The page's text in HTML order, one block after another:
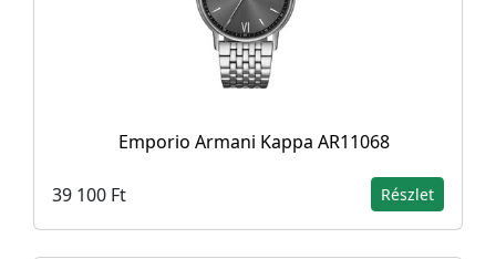
Emporio Armani Kappa AR11068
39 100 Ft Részlet